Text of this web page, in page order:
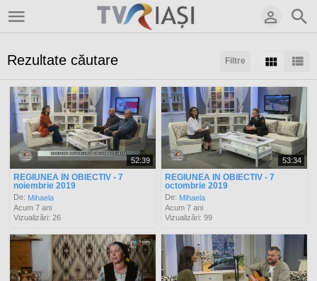
Filtre
Rezultate căutare
Sortaţi după:
Arată:
Rezultate/pagină:
52:39
REGIUNEA IN OBIECTIV - 7
noiembrie 2019
De: Mihaela
Acum 7 ani
Vizualizări: 26
53:34
REGIUNEA IN OBIECTIV - 7
octombrie 2019
De: Mihaela
Acum 7 ani
Vizualizări: 99